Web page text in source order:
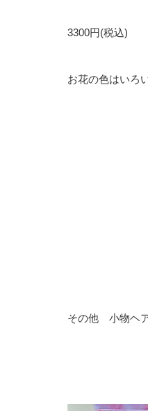
3300円(税込)
お花の色はいろ
その他 小物ヘ